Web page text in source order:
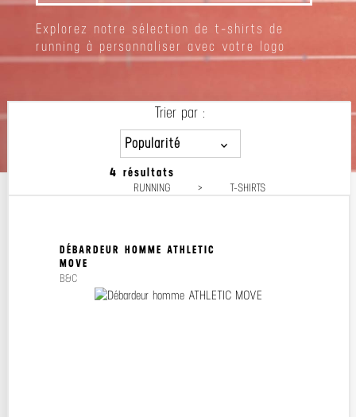
Explorez notre sélection de t-shirts de
running à personnaliser avec votre logo
4 résultats
RUNNING > T-SHIRTS
Trier par :
Popularité
Popularité
Prix décroissant
DÉBARDEUR HOMME ATHLETIC
MOVE
B&C